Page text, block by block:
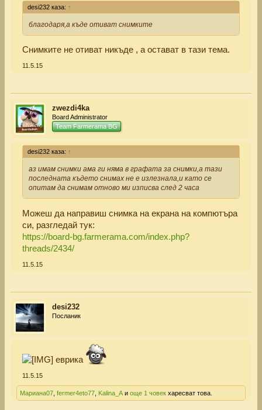
desi232 каза: ↑
благодаря,а къде отиват снимките
Снимките не отиват никъде , а остават в тази тема.
11.5.15
zwezdi4ka
Board Administrator
Team Farmerama BG
desi232 каза: ↑
аз имам снимки ама ги няма в графата за снимки,а тази
последната където снимах не е излезнала,и като се
опитам да снимам отново ми изписва след 2 часа
Можеш да направиш снимка на екрана на компютъра
си, разгледай тук:
https://board-bg.farmerama.com/index.php?
threads/2434/
11.5.15
desi232
Посланик
еврика
11.5.15
Мариана07 fermer4eto77 Kalina_A и още 1 човек харесват това.